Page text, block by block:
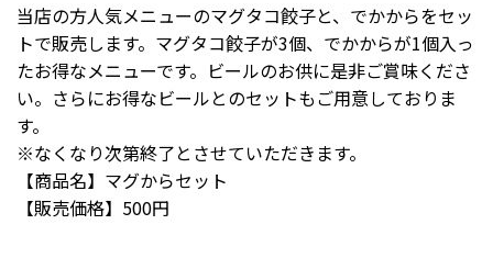
当店の方人気メニューのマグタコ餃子と、でかからをセッ
トで販売します。マグタコ餃子が3個、でかからが1個入っ
たお得なメニューです。ビールのお供に是非ご賞味くださ
い。さらにお得なビールとのセットもご用意しておりま
す。
※なくなり次第終了とさせていただきます。
【商品名】マグからセット
【販売価格】500円